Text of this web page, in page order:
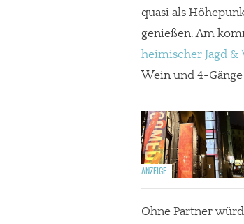
quasi als
genießen. Am
heimischer Jagd
Wein und 4-
Ohne Partner